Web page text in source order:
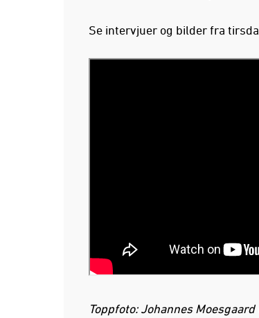
Se intervjuer og bilder fra
Toppfoto: Johannes